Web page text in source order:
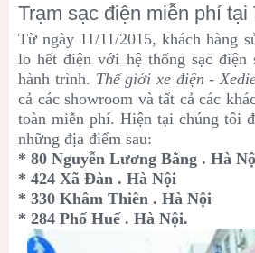
Trạm sạc điện miễn phí
Từ ngày 11/11/2015, khách hàng
lo hết điện với hệ thống sạc
hành trình. Thế giới xe điện -
cả các showroom và tất cả các
toàn miễn phí. Hiện tại chúng tôi
những địa điểm sau:
* 80 Nguyễn Lương Bằng . Hà
* 424 Xã Đàn . Hà Nội
* 330 Khâm Thiên . Hà Nội
* 284 Phố Huế . Hà Nội.